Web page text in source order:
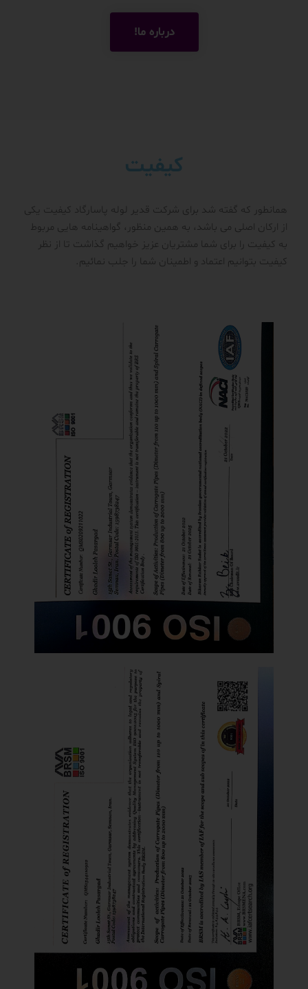
درباره ما!
کیفیت
همانطور که گفته شد برای شرکت قدیر لوله پاسارگاد کیفیت یکی
از ارکان اصلی می باشد، به همین منظور، گواهینامه هایی مربوط
به کیفیت را برای شما مشتریان عزیز خواهیم گذاشت تا از نظر
کیفیت بتوانیم اعتماد و اطمینان شما را جلب نمائیم.